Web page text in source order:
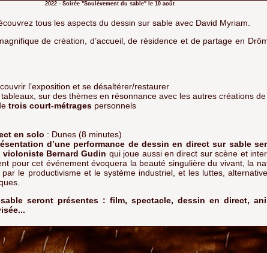
2022 - Soirée "Soulèvement du sable" le 10 août
tous les aspects du dessin sur sable avec David Myriam.
de création, d’accueil, de résidence et de partage en
l’exposition et se désaltérer/restaurer
sur des thèmes en résonnance avec les autres créations
trois court-métrages personnels
en solo : Dunes (8 minutes)
d’une performance de dessin en direct sur sable
Bernard Gudin qui joue aussi en direct sur scène et
pour cet événement évoquera la beauté singulière du vivant, la
le productivisme et le système industriel, et les luttes,
seront présentes : film, spectacle, dessin en direct,